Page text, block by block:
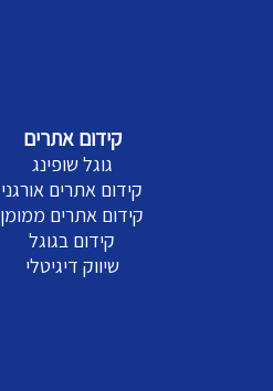
קידום אתרים
גוגל שופינג
קידום אתרים אורגני
קידום אתרים ממומן
קידום בגוגל
שיווק דיגיטלי